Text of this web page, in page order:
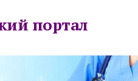
портал